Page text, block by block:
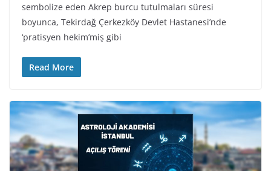
sembolize eden Akrep burcu tutulmaları süresi
boyunca, Tekirdağ Çerkezköy Devlet Hastanesi’nde
‘pratisyen hekim’miş gibi
Read More